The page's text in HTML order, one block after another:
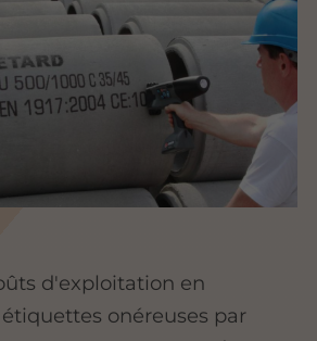
d'exploitation en
onéreuses par